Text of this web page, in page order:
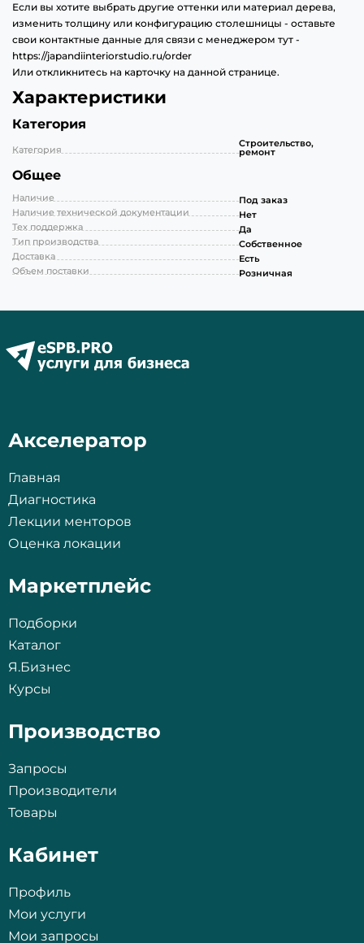
Если вы хотите выбрать другие оттенки или материал дерева,
изменить толщину или конфигурацию столешницы - оставьте
свои контактные данные для связи с менеджером тут -
https://japandiinteriorstudio.ru/order
Или откликнитесь на карточку на данной странице.
Характеристики
Категория
Категория
Строительство,
ремонт
Общее
Наличие
Под заказ
Наличие технической документации
Нет
Тех поддержка
Да
Тип производства
Собственное
Доставка
Есть
Объем поставки
Розничная
Акселератор
Главная
Диагностика
Лекции менторов
Оценка локации
Маркетплейс
Подборки
Каталог
Я.Бизнес
Курсы
Производство
Запросы
Производители
Товары
Кабинет
Профиль
Мои услуги
Мои запросы